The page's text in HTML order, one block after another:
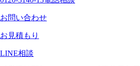
お問い合わせ
お見積もり
LINE相談